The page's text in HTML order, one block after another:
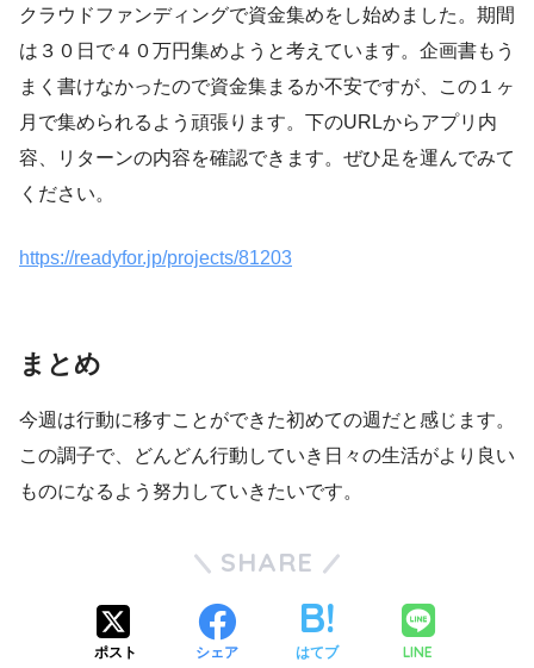
クラウドファンディングで資金集めをし始めました。期間
は３０日で４０万円集めようと考えています。企画書もう
まく書けなかったので資金集まるか不安ですが、この１ヶ
月で集められるよう頑張ります。下のURLからアプリ内
容、リターンの内容を確認できます。ぜひ足を運んでみて
ください。
https://readyfor.jp/projects/81203
まとめ
今週は行動に移すことができた初めての週だと感じます。
この調子で、どんどん行動していき日々の生活がより良い
ものになるよう努力していきたいです。
SHARE
ポスト シェア はてブ LINE